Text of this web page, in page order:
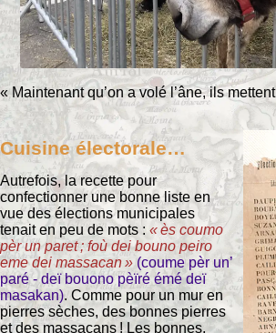
« Maintenant qu’on a volé l’âne, ils
Cuisine électorale…
Autrefois, la recette pour
confectionner une bonne liste en
vue des élections municipales
tenait en peu de mots : « ès coumo
pèr un paret ; foù dei bouno peiro
eme dei massacan » (coume pèr un’
paré - deï bouono pèïré émé deï
masakan). Comme pour un mur en
pierres sèches, des bonnes pierres
et des massacans ! Les bonnes,